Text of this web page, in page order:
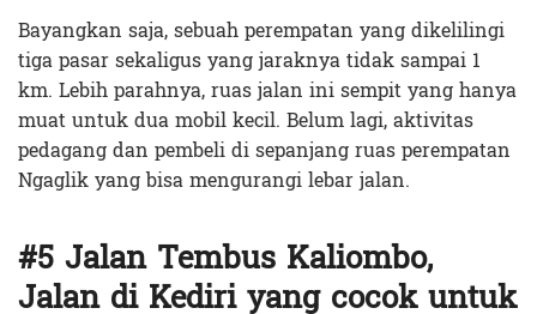
Bayangkan saja, sebuah perempatan yang dikelilingi
tiga pasar sekaligus yang jaraknya tidak sampai 1
km. Lebih parahnya, ruas jalan ini sempit yang hanya
muat untuk dua mobil kecil. Belum lagi, aktivitas
pedagang dan pembeli di sepanjang ruas perempatan
Ngaglik yang bisa mengurangi lebar jalan.
#5 Jalan Tembus Kaliombo,
Jalan di Kediri yang cocok untuk